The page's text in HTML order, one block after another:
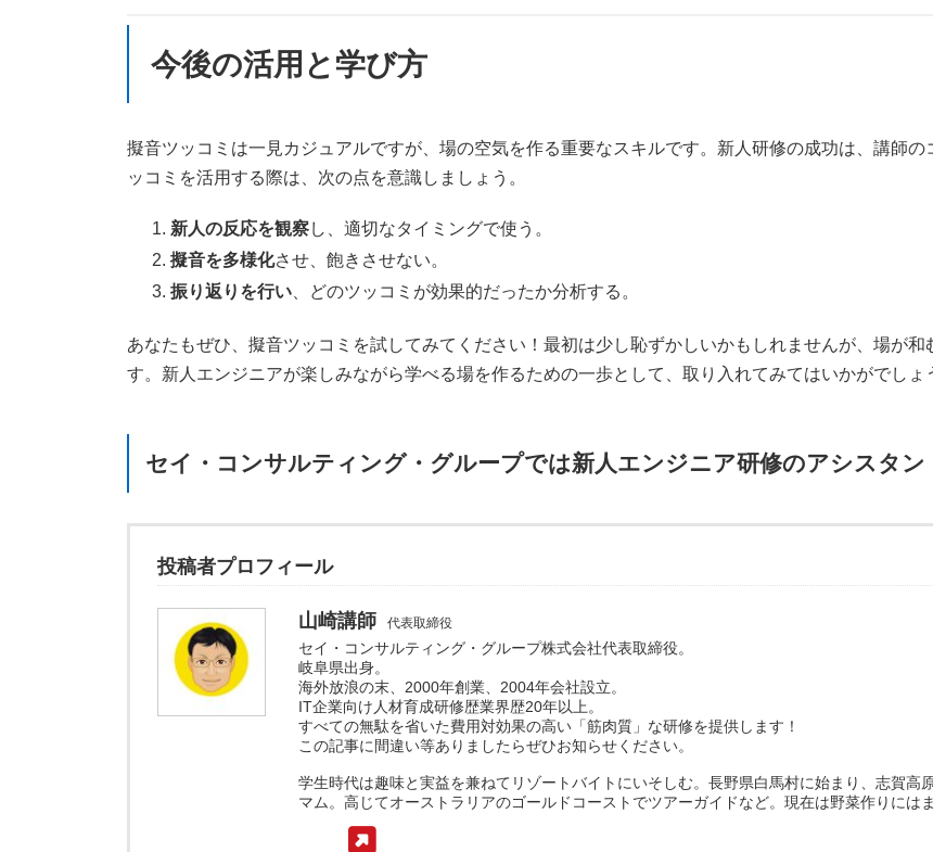
今後の活用と学び方
擬音ツッコミは一見カジュアルですが、場の空気を作る重要なスキルです。新人研修の成功は、講師
ッコミを活用する際は、次の点を意識しましょう。
新人の反応を観察し、適切なタイミングで使う。
擬音を多様化させ、飽きさせない。
振り返りを行い 、どのツッコミが効果的だったか分析する。
あなたもぜひ、擬音ツッコミを試してみてください！最初は少し恥ずかしいかもしれませんが、場が
す。新人エンジニアが楽しみながら学べる場を作るための一歩として、取り入れてみてはいかがでしょ
セイ・コンサルティング・グループでは新人エンジニア研修のアシスタン
投稿者プロフィール
山崎講師 代表取締役
セイ・コンサルティング・グループ株式会社代表取締役。
岐阜県出身。
海外放浪の末、2000年創業、2004年会社設立。
IT企業向け人材育成研修歴業界歴20年以上。
すべての無駄を省いた費用対効果の高い「筋肉質」な研修を提供します！
この記事に間違い等ありましたらぜひお知らせください。
学生時代は趣味と実益を兼ねてリゾートバイトにいそしむ。長野県白馬村に始まり、志賀高
マム。高じてオーストラリアのゴールドコーストでツアーガイドなど。現在は野菜作りにはま